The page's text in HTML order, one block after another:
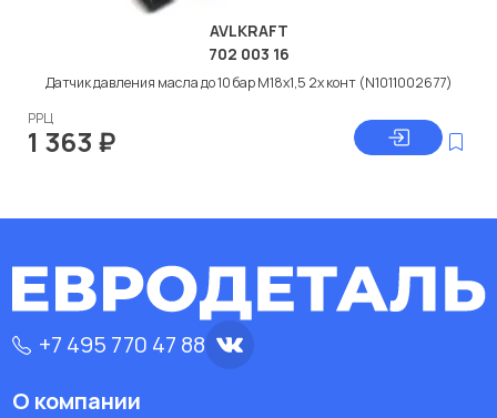
AVLKRAFT
702 003 16
Датчик давления масла до 10 бар M18x1,5 2х конт (N1011002677)
РРЦ
1 363 ₽
+7 495 770 47 88
О компании